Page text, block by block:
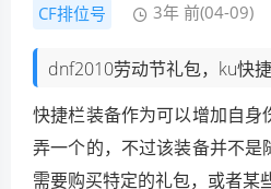
CF排位号 3年 前(04-09)
dnf2010劳动节礼包，ku快
快捷栏装备作为可以增加自
弄一个的，不过该装备并不是
需要购买特定的礼包，或者某